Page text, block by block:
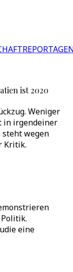
ist 2020
Weniger
in irgendeiner
steht wegen
Kritik.
eine